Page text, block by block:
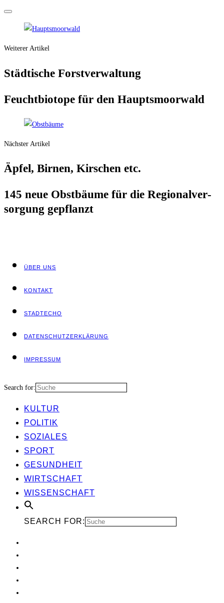
Weiterer Artikel
Städ­ti­sche Forstverwaltung
Feucht­bio­to­pe für den Hauptsmoorwald
Nächster Artikel
Äpfel, Bir­nen, Kir­schen etc.
145 neue Obst­bäu­me für die Regio­nal­ver­
sor­gung gepflanzt
ÜBER UNS
KON­TAKT
STADT­ECHO
DATEN­SCHUTZ­ER­KLÄ­RUNG
IMPRES­SUM
Search for:
KUL­TUR
POLI­TIK
SOZIA­LES
SPORT
GESUND­HEIT
WIRT­SCHAFT
WIS­SEN­SCHAFT
SEARCH FOR: